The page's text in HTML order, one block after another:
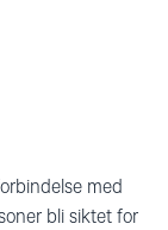
med
bli siktet for